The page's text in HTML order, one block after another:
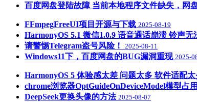
百度网盘登陆故障 当前本地程序文件缺失，网
FFmpegFreeUI项目开源与下载 2025-08-19
HarmonyOS 5.1 微信1.0.9 语音通话崩溃 铃声无
请警惕Telegram盗号风险！ 2025-08-11
Windows11下，百度网盘的BUG漏洞重现 2025-
HarmonyOS 5 体验感太差 问题太多 软件适配
chrome浏览器OptGuideOnDeviceModel模型占
DeepSeek更换头像的方法 2025-08-07